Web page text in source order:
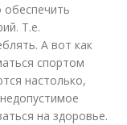
Т.е.
А вот как
спортом
настолько,
на здоровье.